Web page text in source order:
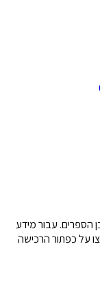
הספרים. עבור מידע
על כפתור הרכישה